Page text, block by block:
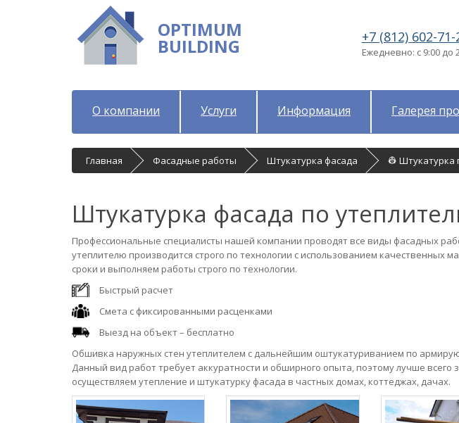
OPTIMUM
BUILDING +7 (812) 602-71-
Ежедневно: с 9:00 до
О компании Услуги Информация Галерея
Главная Фасадные работы Штукатурка фасада 👷 Штукатурка
Штукатурка фасада по
Профессиональные специалисты нашей компании проводят все виды фасадных
утеплителю производится строго по технологии с использованием качественных
сроки и выполняем работы строго по технологии.
Быстрый расчет
Смета с фиксированными расценками
Выезд на объект – бесплатно
Обшивка наружных стен утеплителем с дальнейшим оштукатуриванием по
Данный вид работ требует аккуратности и обширного опыта, поэтому лучше всего
осуществляем утепление и штукатурку фасада в частных домах, коттеджах, дачах.